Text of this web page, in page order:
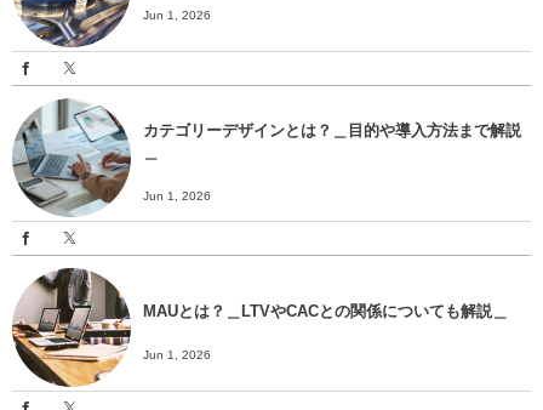
Jun 1, 2026
カテゴリーデザインとは？＿目的や導入方法まで解説
Jun 1, 2026
MAUとは？＿LTVやCACとの関係についても解説＿
Jun 1, 2026